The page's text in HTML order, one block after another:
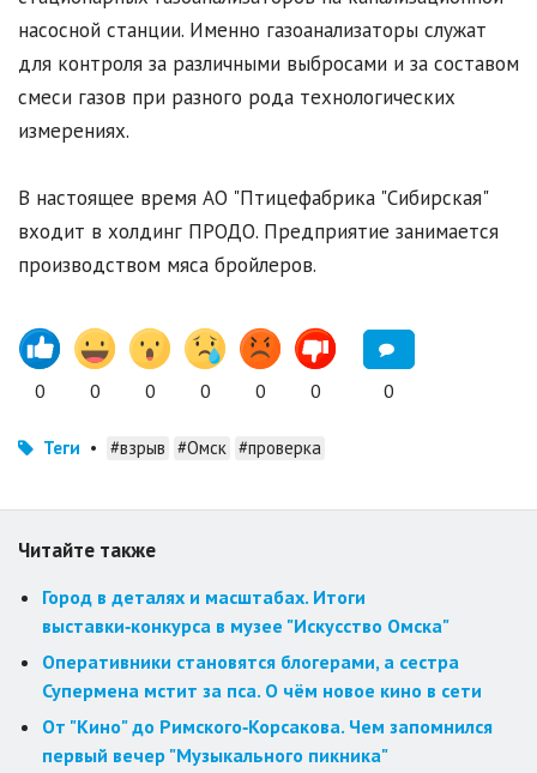
насосной станции. Именно газоанализаторы служат
для контроля за различными выбросами и за составом
смеси газов при разного рода технологических
измерениях.
В настоящее время АО "Птицефабрика "Сибирская"
входит в холдинг ПРОДО. Предприятие занимается
производством мяса бройлеров.
0 0 0 0 0 0 0
Теги • #взрыв #Омск #проверка
Читайте также
Город в деталях и масштабах. Итоги
выставки‑конкурса в музее "Искусство Омска"
Оперативники становятся блогерами, а сестра
Супермена мстит за пса. О чём новое кино в сети
От "Кино" до Римского‑Корсакова. Чем запомнился
первый вечер "Музыкального пикника"